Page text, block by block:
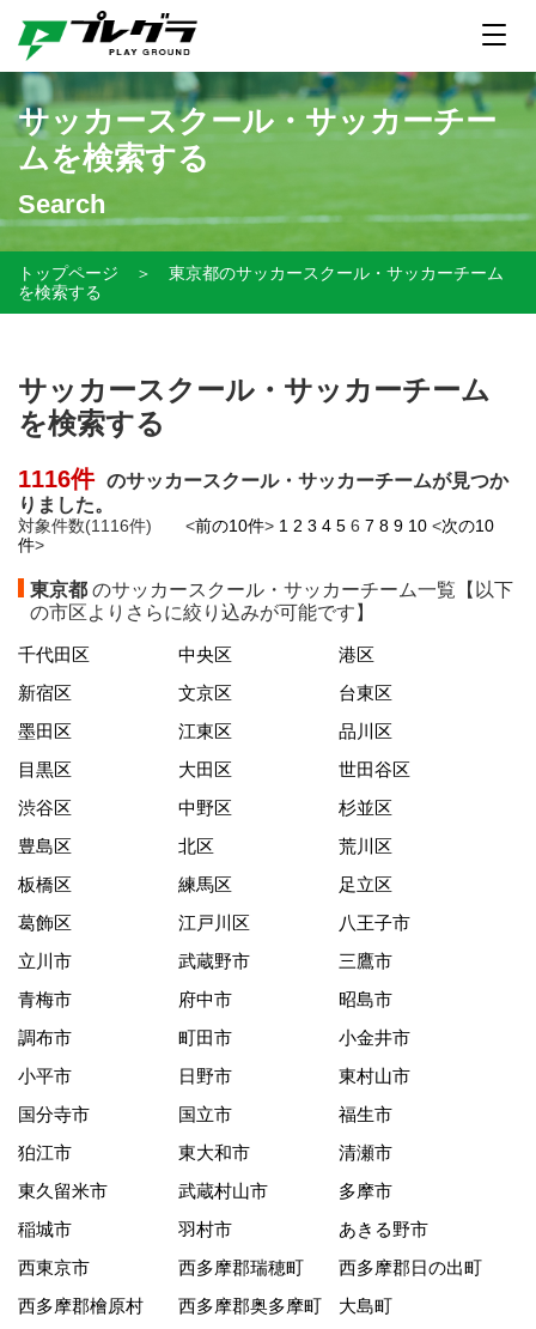
サッカースクール・サッカーチー
ムを検索する
Search
トップページ ＞
東京都のサッカースクール・サッカーチーム
を検索する
サッカースクール・サッカーチーム
を検索する
1116件 のサッカースクール・サッカーチームが見つか
りました。
対象件数(1116件) <前の10件> 1 2 3 4 5 6 7 8 9 10 <次の10
件>
東京都 のサッカースクール・サッカーチーム一覧【以下
の市区よりさらに絞り込みが可能です】
千代田区 中央区
港区
新宿区
文京区
台東区
墨田区
江東区
品川区
目黒区
大田区
世田谷区
渋谷区
中野区
杉並区
豊島区
北区
荒川区
板橋区
練馬区
足立区
葛飾区
江戸川区
八王子市
立川市
武蔵野市
三鷹市
青梅市
府中市
昭島市
調布市
町田市
小金井市
小平市
日野市
東村山市
国分寺市
国立市
福生市
狛江市
東大和市
清瀬市
東久留米市
武蔵村山市
多摩市
稲城市
羽村市
あきる野市
西東京市
西多摩郡瑞穂町
西多摩郡日の出町
西多摩郡檜原村
西多摩郡奥多摩町
大島町